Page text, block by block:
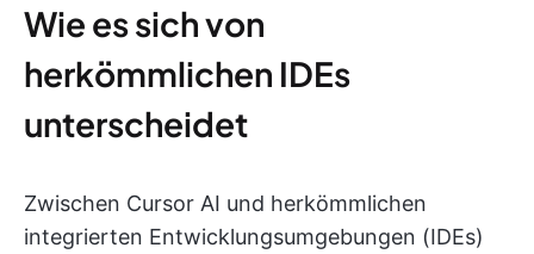
Wie es sich von
herkömmlichen IDEs
unterscheidet
Zwischen Cursor AI und herkömmlichen
integrierten Entwicklungsumgebungen (IDEs)